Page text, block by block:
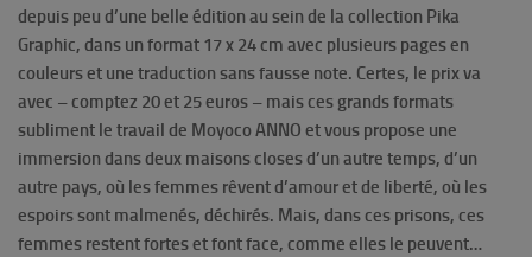
depuis peu d’une belle édition au sein de la collection Pika
Graphic, dans un format 17 x 24 cm avec plusieurs pages en
couleurs et une traduction sans fausse note. Certes, le prix va
avec – comptez 20 et 25 euros – mais ces grands formats
subliment le travail de Moyoco ANNO et vous propose une
immersion dans deux maisons closes d’un autre temps, d’un
autre pays, où les femmes rêvent d’amour et de liberté, où les
espoirs sont malmenés, déchirés. Mais, dans ces prisons, ces
femmes restent fortes et font face, comme elles le peuvent…